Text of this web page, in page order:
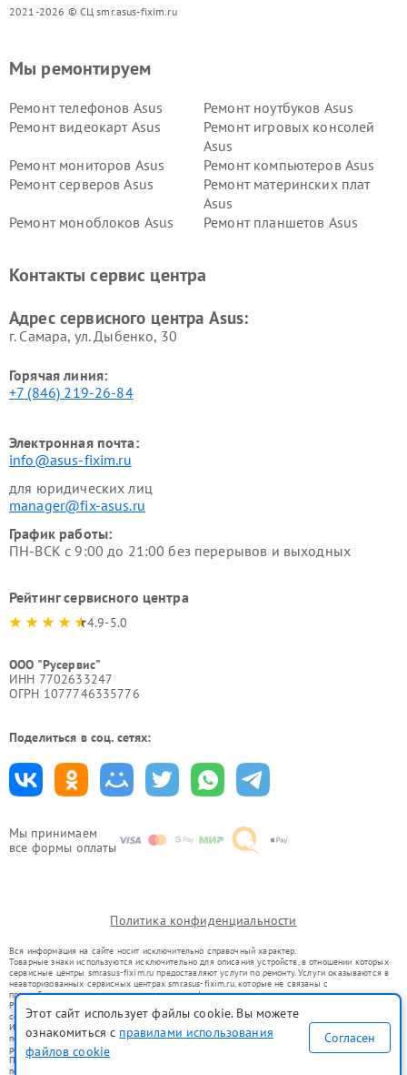
2021-2026 © СЦ smr.asus-fixim.ru
Мы принимаем
все формы оплаты
Мы ремонтируем
Ремонт телефонов Asus
Ремонт ноутбуков Asus
Ремонт видеокарт Asus
Ремонт игровых консолей
Asus
Ремонт мониторов Asus
Ремонт компьютеров Asus
Ремонт серверов Asus
Ремонт материнских плат
Asus
Ремонт моноблоков Asus
Ремонт планшетов Asus
Контакты сервис центра
Адрес сервисного центра Asus:
г. Самара, ул. Дыбенко, 30
Горячая линия:
+7 (846) 219-26-84
Электронная почта:
info@asus-fixim.ru
для юридических лиц
manager@fix-asus.ru
График работы:
ПН-ВСК с 9:00 до 21:00 без перерывов и выходных
Рейтинг сервисного центра
4.9-5.0
ООО "Русервис"
ИНН 7702633247
ОГРН 1077746335776
Поделиться в соц. сетях:
Политика конфиденциальности
Вся информация на сайте носит исключительно справочный характер.
Товарные знаки используются исключительно для описания устройств, в отношении которых
сервисные центры smr.asus-fixim.ru предоставляют услуги по ремонту. Услуги оказываются в
неавторизованных сервисных центрах smr.asus-fixim.ru, которые не связаны с
правообладателями товарных знаков или их официальными представителями.
Ремонт осуществляется для устройств, уже введенных в гражданский оборот в соответствии
со статьей 1487 ГК РФ.
Использование товарных знаков не преследует цели индивидуализации услуг или введения
потребителей в заблуждение, а служит для информирования о предоставляемых услугах по
ремонту техники указанных брендов.
Представленная на сайте информация не является публичной офертой, определяемой
положениями Статьи 437(2) Гражданского кодекса РФ
Этот сайт использует файлы cookie. Вы можете
ознакомиться с правилами использования
файлов cookie
Согласен